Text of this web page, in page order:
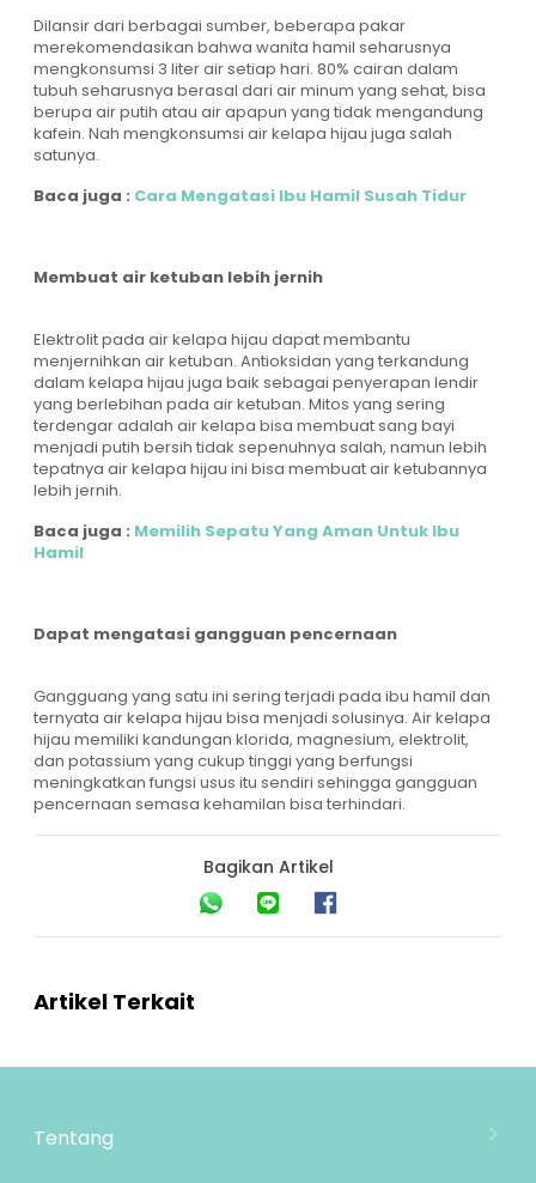
Dilansir dari berbagai sumber, beberapa pakar
merekomendasikan bahwa wanita hamil seharusnya
mengkonsumsi 3 liter air setiap hari. 80% cairan dalam
tubuh seharusnya berasal dari air minum yang sehat, bisa
berupa air putih atau air apapun yang tidak mengandung
kafein. Nah mengkonsumsi air kelapa hijau juga salah
satunya.
Baca juga : Cara Mengatasi Ibu Hamil Susah Tidur
Membuat air ketuban lebih jernih
Elektrolit pada air kelapa hijau dapat membantu
menjernihkan air ketuban. Antioksidan yang terkandung
dalam kelapa hijau juga baik sebagai penyerapan lendir
yang berlebihan pada air ketuban. Mitos yang sering
terdengar adalah air kelapa bisa membuat sang bayi
menjadi putih bersih tidak sepenuhnya salah, namun lebih
tepatnya air kelapa hijau ini bisa membuat air ketubannya
lebih jernih.
Baca juga : Memilih Sepatu Yang Aman Untuk Ibu
Hamil
Dapat mengatasi gangguan pencernaan
Gangguang yang satu ini sering terjadi pada ibu hamil dan
ternyata air kelapa hijau bisa menjadi solusinya. Air kelapa
hijau memiliki kandungan klorida, magnesium, elektrolit,
dan potassium yang cukup tinggi yang berfungsi
meningkatkan fungsi usus itu sendiri sehingga gangguan
pencernaan semasa kehamilan bisa terhindari.
Bagikan Artikel
Artikel Terkait
Tentang